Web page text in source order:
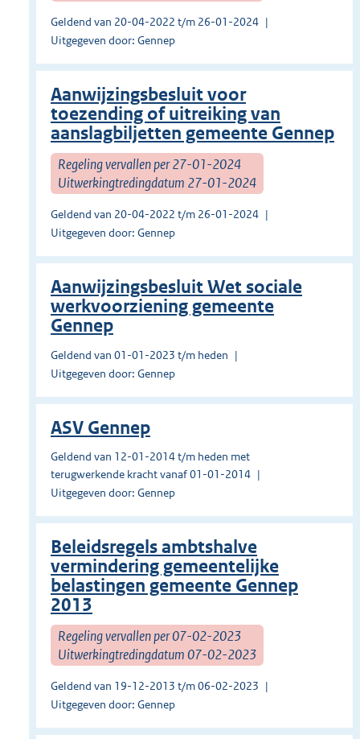
Geldend van 20-04-2022 t/m 26-01-2024
Uitgegeven door: Gennep
Aanwijzingsbesluit voor
toezending of uitreiking van
aanslagbiljetten gemeente Gennep
Regeling vervallen per 27-01-2024
Uitwerkingtredingdatum 27-01-2024
Geldend van 20-04-2022 t/m 26-01-2024
Uitgegeven door: Gennep
Aanwijzingsbesluit Wet sociale
werkvoorziening gemeente
Gennep
Geldend van 01-01-2023 t/m heden
Uitgegeven door: Gennep
ASV Gennep
Geldend van 12-01-2014 t/m heden met
terugwerkende kracht vanaf 01-01-2014
Uitgegeven door: Gennep
Beleidsregels ambtshalve
vermindering gemeentelijke
belastingen gemeente Gennep
2013
Regeling vervallen per 07-02-2023
Uitwerkingtredingdatum 07-02-2023
Geldend van 19-12-2013 t/m 06-02-2023
Uitgegeven door: Gennep